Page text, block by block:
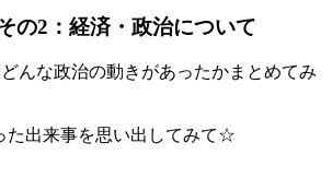
の2：経済・政治について
んな政治の動きがあったかまとめてみ
た出来事を思い出してみて☆